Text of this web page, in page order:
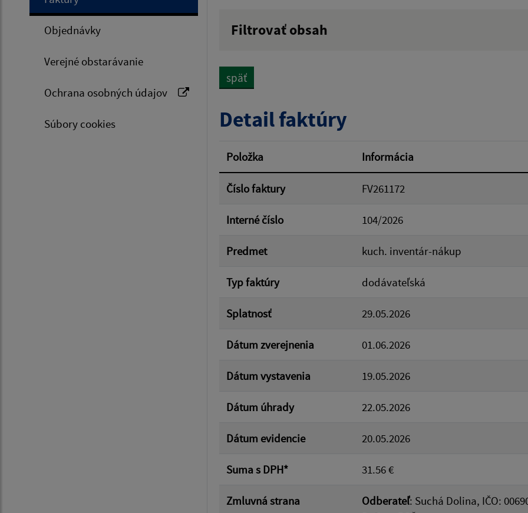
Objednávky
Verejné obstarávanie
Ochrana osobných údajov
Súbory cookies
Filtrovať obsah
Suma od:
Filtrovať
späť
Detail faktúry
Položka Informácia
Číslo faktury FV261172
Interné číslo 104/2026
Predmet kuch. inventár-nákup
Typ faktúry dodávateľská
Splatnosť 29.05.2026
Dátum zverejnenia 01.06.2026
Dátum vystavenia 19.05.2026
Dátum úhrady 22.05.2026
Dátum evidencie 20.05.2026
Suma s DPH* 31.56 €
Zmluvná strana Odberateľ: Suchá Dolina, IČO: